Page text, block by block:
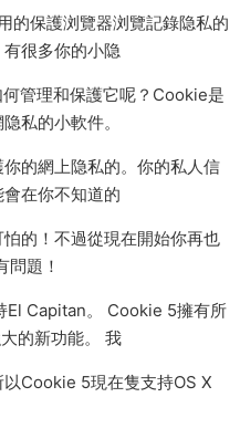
的保護浏覽器浏覽記錄隐私的
很多你的小隐
管理和保護它呢？Cookie是
私的小軟件。
的網上隐私的。你的私人信
在你不知道的
的！不過從現在開始你再也
題！
El Capitan。 Cookie 5擁有所
的新功能。 我
Cookie 5現在隻支持OS X